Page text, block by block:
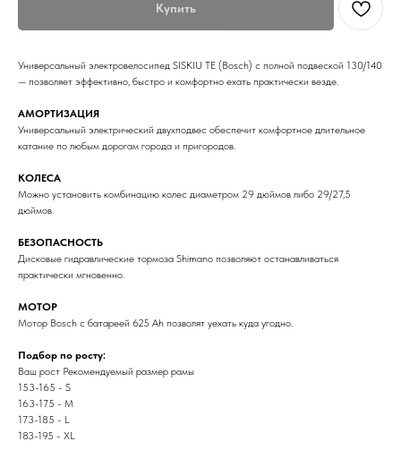
Купить
Универсальный электровелосипед SISKIU TE (Bosch) с полной подвеской 130/140
— позволяет эффективно, быстро и комфортно ехать практически везде.
АМОРТИЗАЦИЯ
Универсальный электрический двухподвес обеспечит комфортное длительное
катание по любым дорогам города и пригородов.
КОЛЕСА
Можно установить комбинацию колес диаметром 29 дюймов либо 29/27,5
дюймов.
БЕЗОПАСНОСТЬ
Дисковые гидравлические тормоза Shimano позволяют останавливаться
практически мгновенно.
МОТОР
Мотор Bosch с батареей 625 Ah позволят уехать куда угодно.
Подбор по росту:
Ваш рост Рекомендуемый размер рамы
153-165 - S
163-175 - M
173-185 - L
183-195 - XL